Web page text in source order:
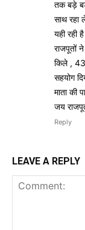
तक बड़े
साथ रहा
यही रही
राजपूतों
किले ,
सहयोग
माता की
जय
Reply
LEAVE A REPLY